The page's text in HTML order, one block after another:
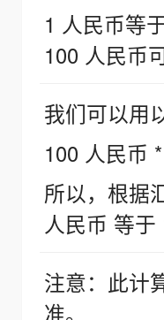
1 人民币等
100 人民币
我们可以用
100 人民币
所以，根据
人民币 等
注意：此计
准。